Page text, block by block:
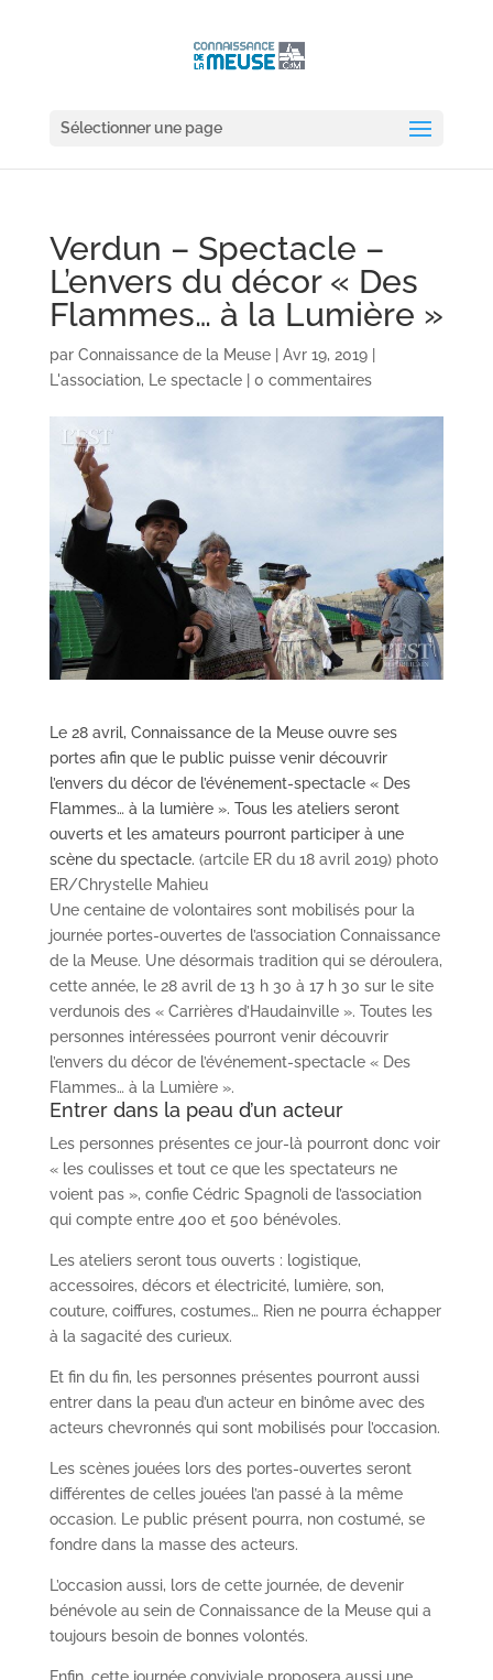
Sélectionner une page
Verdun – Spectacle –
L’envers du décor « Des
Flammes… à la Lumière »
par Connaissance de la Meuse| Avr 19, 2019|
L'association, Le spectacle| 0 commentaires
Le 28 avril, Connaissance de la Meuse ouvre ses
portes afin que le public puisse venir découvrir
l’envers du décor de l’événement-spectacle « Des
Flammes… à la lumière ». Tous les ateliers seront
ouverts et les amateurs pourront participer à une
scène du spectacle. (artcile ER du 18 avril 2019) photo
ER/Chrystelle Mahieu
Une centaine de volontaires sont mobilisés pour la
journée portes-ouvertes de l’association Connaissance
de la Meuse. Une désormais tradition qui se déroulera,
cette année, le 28 avril de 13 h 30 à 17 h 30 sur le site
verdunois des « Carrières d’Haudainville ». Toutes les
personnes intéressées pourront venir découvrir
l’envers du décor de l’événement-spectacle « Des
Flammes… à la Lumière ».
Entrer dans la peau d’un acteur
Les personnes présentes ce jour-là pourront donc voir
« les coulisses et tout ce que les spectateurs ne
voient pas », confie Cédric Spagnoli de l’association
qui compte entre 400 et 500 bénévoles.
Les ateliers seront tous ouverts : logistique,
accessoires, décors et électricité, lumière, son,
couture, coiffures, costumes… Rien ne pourra échapper
à la sagacité des curieux.
Et fin du fin, les personnes présentes pourront aussi
entrer dans la peau d’un acteur en binôme avec des
acteurs chevronnés qui sont mobilisés pour l’occasion.
Les scènes jouées lors des portes-ouvertes seront
différentes de celles jouées l’an passé à la même
occasion. Le public présent pourra, non costumé, se
fondre dans la masse des acteurs.
L’occasion aussi, lors de cette journée, de devenir
bénévole au sein de Connaissance de la Meuse qui a
toujours besoin de bonnes volontés.